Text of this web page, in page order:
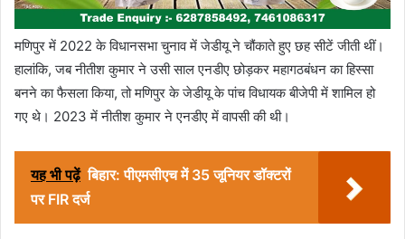
मणिपुर में 2022 के विधानसभा चुनाव में जेडीयू ने चौंकाते हुए छह सीटें जीती थीं।
हालांकि, जब नीतीश कुमार ने उसी साल एनडीए छोड़कर महागठबंधन का हिस्सा
बनने का फैसला किया, तो मणिपुर के जेडीयू के पांच विधायक बीजेपी में शामिल हो
गए थे। 2023 में नीतीश कुमार ने एनडीए में वापसी की थी।
यह भी पढ़ें बिहार: पीएमसीएच में 35 जूनियर डॉक्टरों
पर FIR दर्ज